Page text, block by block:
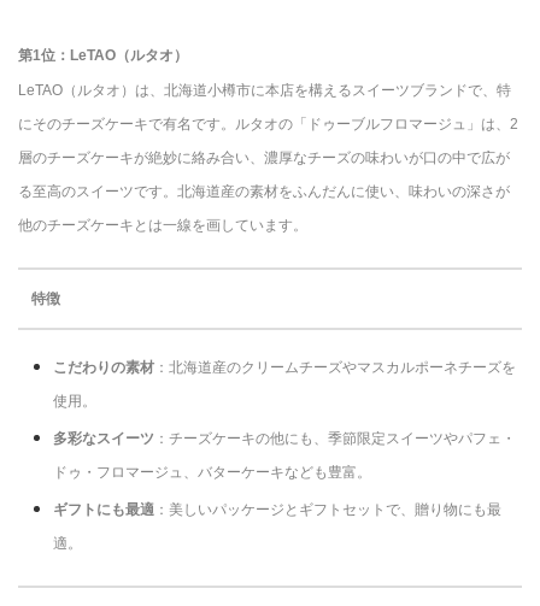
第1位：LeTAO（ルタオ）
LeTAO（ルタオ）は、北海道小樽市に本店を構えるスイーツブランドで、特
にそのチーズケーキで有名です。ルタオの「ドゥーブルフロマージュ」は、2
層のチーズケーキが絶妙に絡み合い、濃厚なチーズの味わいが口の中で広が
る至高のスイーツです。北海道産の素材をふんだんに使い、味わいの深さが
他のチーズケーキとは一線を画しています。
特徴
こだわりの素材 ：北海道産のクリームチーズやマスカルポーネチーズを
使用。
多彩なスイーツ ：チーズケーキの他にも、季節限定スイーツやパフェ・
ドゥ・フロマージュ、バターケーキなども豊富。
ギフトにも最適 ：美しいパッケージとギフトセットで、贈り物にも最
適。